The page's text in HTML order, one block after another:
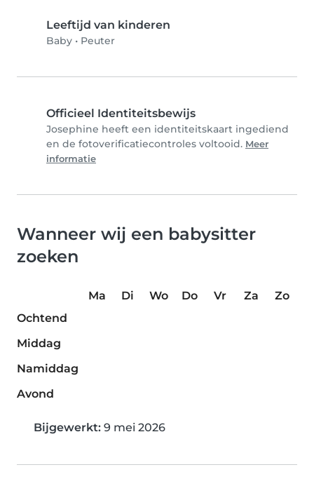
Leeftijd van kinderen
Baby • Peuter
Officieel Identiteitsbewijs
Josephine heeft een identiteitskaart ingediend
en de fotoverificatiecontroles voltooid. Meer
informatie
Wanneer wij een babysitter
zoeken
Ma Di Wo Do Vr Za
Zo
Ochtend
Middag
Namiddag
Avond
Bijgewerkt: 9 mei 2026